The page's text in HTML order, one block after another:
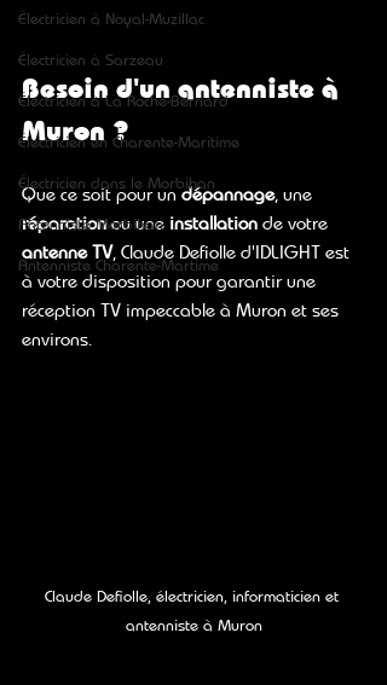
Électricien à Noyal-Muzillac
Électricien à Sarzeau
Électricien à La Roche-Bernard
Électricien en Charente-Maritime
Électricien dans le Morbihan
Antenniste Morbihan
Antenniste Charente-Martime
Besoin d'un antenniste à
Muron ?
Que ce soit pour un dépannage, une
réparation ou une installation de votre
antenne TV, Claude Defiolle d'IDLIGHT est
à votre disposition pour garantir une
réception TV impeccable à Muron et ses
environs.
Claude Defiolle, électricien, informaticien et
antenniste à Muron